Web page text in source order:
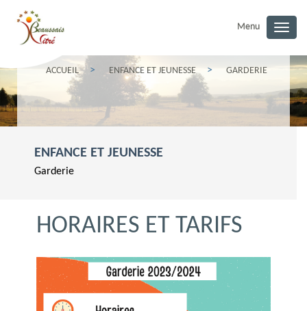
Menu
ACCUEIL ENFANCE ET JEUNESSE GARDERIE
ENFANCE ET JEUNESSE
Garderie
HORAIRES ET TARIFS